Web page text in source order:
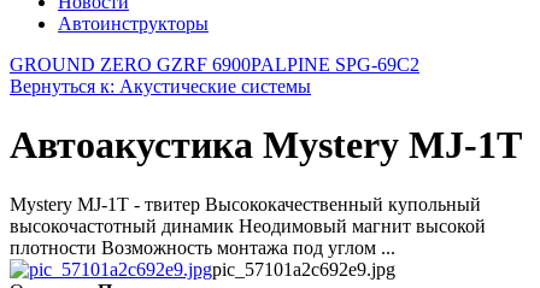
Автоинструкторы
GROUND ZERO GZRF 6900PALPINE SPG-69C2
Вернуться к: Акустические системы
Автоакустика Mystery MJ-1T
Mystery MJ-1T - твитер Высококачественный купольный
высокочастотный динамик Неодимовый магнит высокой
плотности Возможность монтажа под углом ...
pic_57101a2c692e9.jpg